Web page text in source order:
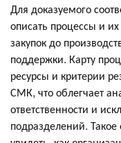
Для доказуемого
описать процессы и
закупок до
поддержки. Карту
ресурсы и критерии
СМК, что облегчает
ответственности и
подразделений.